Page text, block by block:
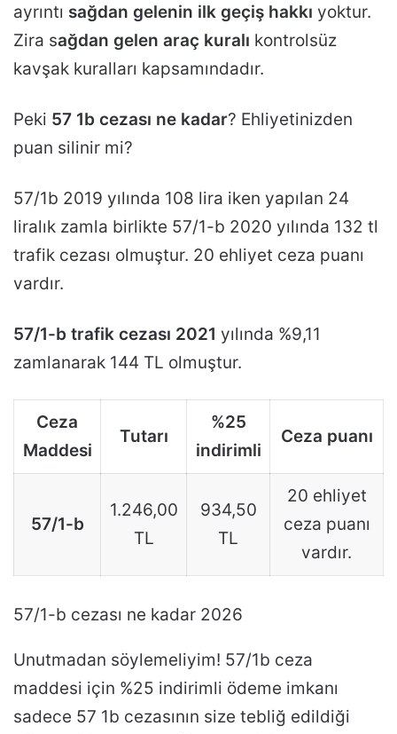
ayrıntı sağdan gelenin ilk geçiş hakkı yoktur.
Zira sağdan gelen araç kuralı kontrolsüz
kavşak kuralları kapsamındadır.
Peki 57 1b cezası ne kadar? Ehliyetinizden
puan silinir mi?
57/1b 2019 yılında 108 lira iken yapılan 24
liralık zamla birlikte 57/1-b 2020 yılında 132 tl
trafik cezası olmuştur. 20 ehliyet ceza puanı
vardır.
57/1-b trafik cezası 2021 yılında %9,11
zamlanarak 144 TL olmuştur.
Ceza
Maddesi
Tutarı
%25
indirimli
Ceza puanı
57/1-b
1.246,00
TL
934,50
TL
20 ehliyet
ceza puanı
vardır.
57/1-b cezası ne kadar 2026
Unutmadan söylemeliyim! 57/1b ceza
maddesi için %25 indirimli ödeme imkanı
sadece 57 1b cezasının size tebliğ edildiği